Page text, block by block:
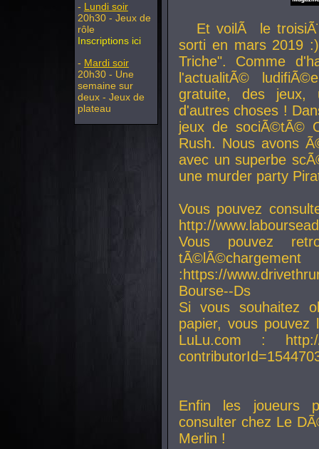
- Lundi soir
20h30 - Jeux de
rôle
Inscriptions ici
- Mardi soir
20h30 - Une
semaine sur
deux - Jeux de
plateau
Et voilÃ le
sorti en mars 2019
Triche". Comme
l'actualitÃ©
gratuite, des jeux,
d'autres choses !
jeux de sociÃ©tÃ©
Rush. Nous avons
avec un superbe
une murder party
Vous pouvez
http://
Vous pouvez
:https://
Bourse--Ds
Si vous souhaitez
papier, vous
LuLu.com : http://
Enfin les joueurs
consulter chez Le
Merlin !